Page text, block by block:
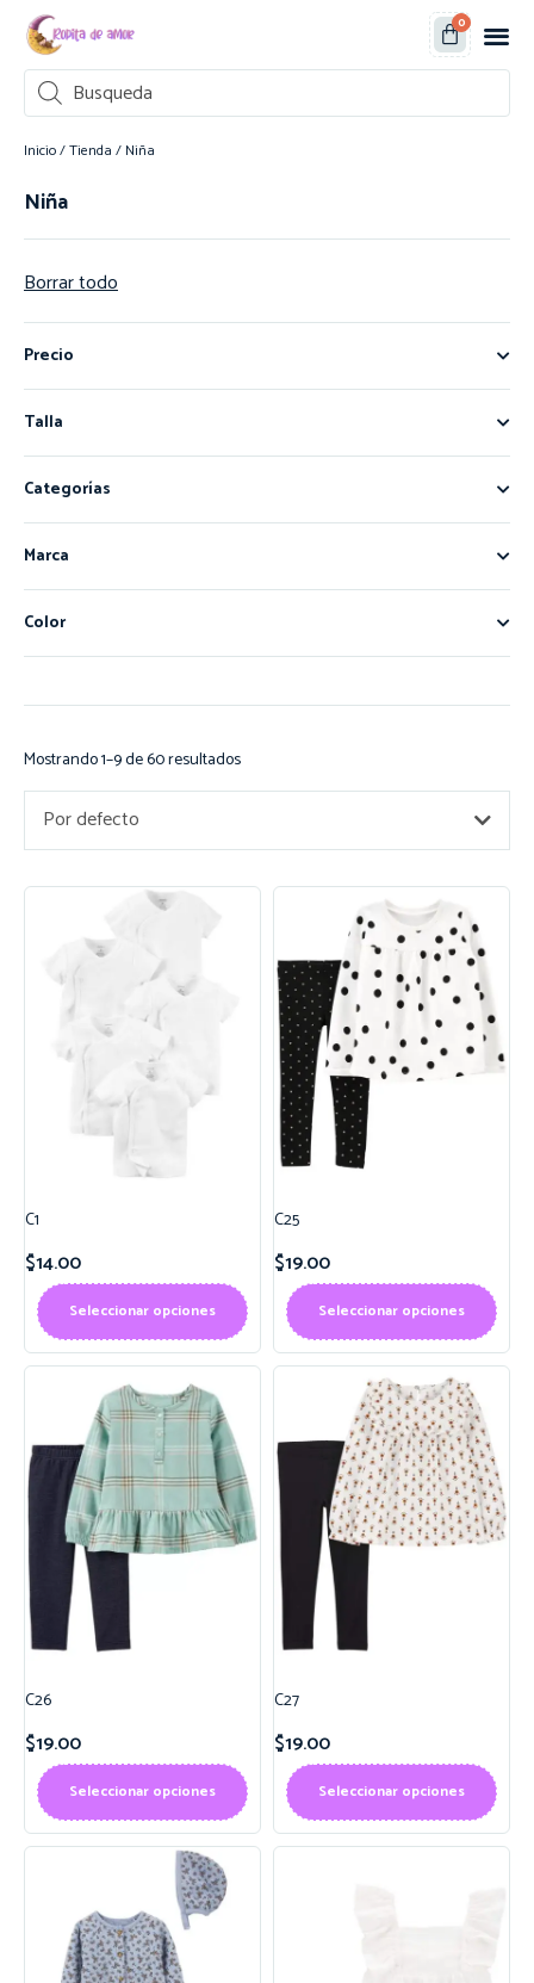
0
Inicio/Tienda / Niña
Niña
Borrar todo
Precio
Talla
Categorías
Marca
Color
Mostrando 1–9 de 60 resultados
Por defecto
C1
$14.00
Seleccionar opciones
C25
$19.00
Seleccionar opciones
C26
$19.00
Seleccionar opciones
C27
$19.00
Seleccionar opciones